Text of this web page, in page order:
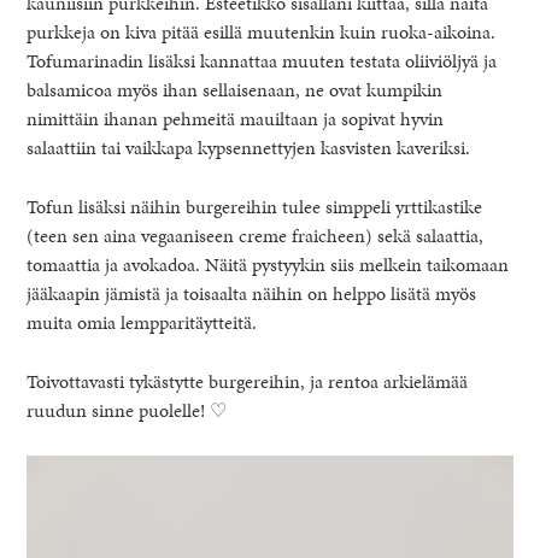
purkkeja on kiva pitää esillä muutenkin kuin ruoka-aikoina.
Tofumarinadin lisäksi kannattaa muuten testata oliiviöljyä ja
balsamicoa myös ihan sellaisenaan, ne ovat kumpikin
nimittäin ihanan pehmeitä mauiltaan ja sopivat hyvin
salaattiin tai vaikkapa kypsennettyjen kasvisten kaveriksi.
Tofun lisäksi näihin burgereihin tulee simppeli yrttikastike
(teen sen aina vegaaniseen creme fraicheen) sekä salaattia,
tomaattia ja avokadoa. Näitä pystyykin siis melkein taikomaan
jääkaapin jämistä ja toisaalta näihin on helppo lisätä myös
muita omia lempparitäytteitä.
Toivottavasti tykästytte burgereihin, ja rentoa arkielämää
ruudun sinne puolelle! ♡